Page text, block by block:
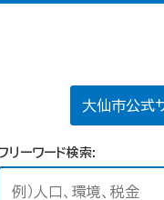
大仙市公式
リーワード検索